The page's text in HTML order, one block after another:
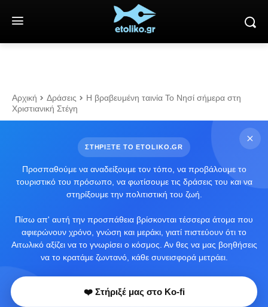
Αρχική Δράσεις
Η βραβευμένη ταινία Το Νησί σήμερα στη
Χριστιανική Στέγη
ΣΤΗΡΙΞΤΕ ΤΟ ETOLIKO.GR
Προσπαθούμε να αναδείξουμε τον τόπο, να προβάλουμε το
τουριστικό του πρόσωπο, να φωτίσουμε τις δράσεις του και να
στηρίξουμε την πολιτιστική του ζωή.
Πίσω απ' αυτή την προσπάθεια βρίσκονται τέσσερα άτομα που
αφιερώνουν χρόνο, γνώση και μεράκι, γιατί πιστεύουν ότι το
Αιτωλικό αξίζει να το γνωρίσει ο κόσμος. Αν θες να μας βοηθήσεις
να το κρατάμε ζωντανό, κάθε συνεισφορά μετράει.
❤️ Στήριξέ μας στο Ko-fi